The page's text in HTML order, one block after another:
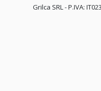
Grilca SRL - P.IVA: